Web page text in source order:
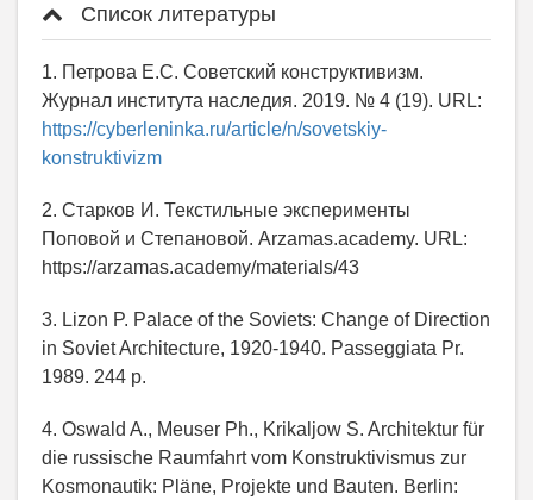
Список литературы
1. Петрова Е.С. Советский конструктивизм.
Журнал института наследия. 2019. № 4 (19). URL:
https://cyberleninka.ru/article/n/sovetskiy-
konstruktivizm
2. Старков И. Текстильные эксперименты
Поповой и Степановой. Arzamas.academy. URL:
https://arzamas.academy/materials/43
3. Lizon P. Palace of the Soviets: Change of Direction
in Soviet Architecture, 1920-1940. Passeggiata Pr.
1989. 244 р.
4. Oswald A., Meuser Ph., Krikaljow S. Architektur für
die russische Raumfahrt vom Konstruktivismus zur
Kosmonautik: Pläne, Projekte und Bauten. Berlin: